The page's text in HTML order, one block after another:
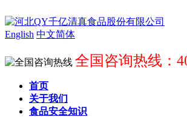
English 中文简体
全国咨询热线：
首页
关于我们
食品安全知识